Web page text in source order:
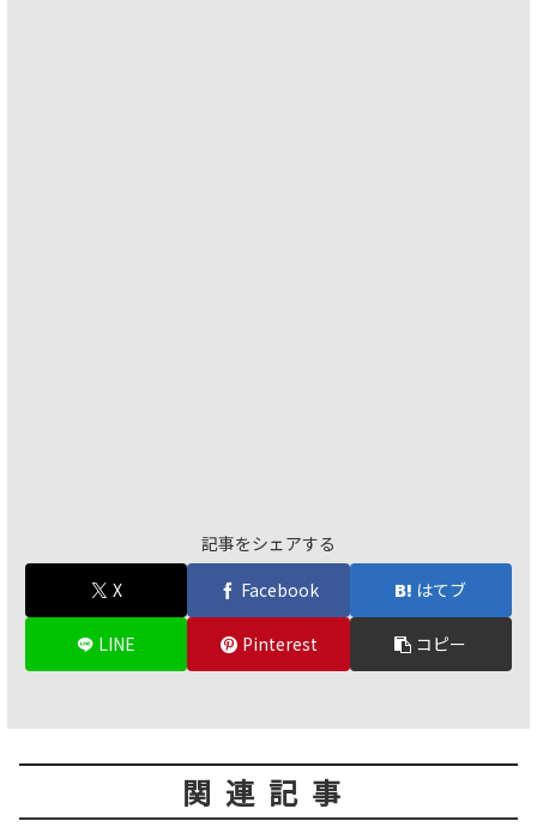
記事をシェアする
X
Facebook はてブ
LINE Pinterest コピー
関連記事